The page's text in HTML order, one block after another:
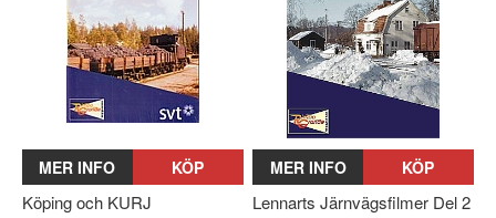
MER INFO KÖP
Köping och KURJ
MER INFO KÖP
Lennarts Järnvägsfilmer Del 2